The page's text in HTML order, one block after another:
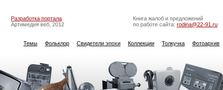
Разработка портала
Артимедия веб, 2012
Книга жалоб и предложений
по работе сайта: rodina@22-91.ru
Темы Фольклор Свидетели эпохи Коллекции Толкучка Фотоархив